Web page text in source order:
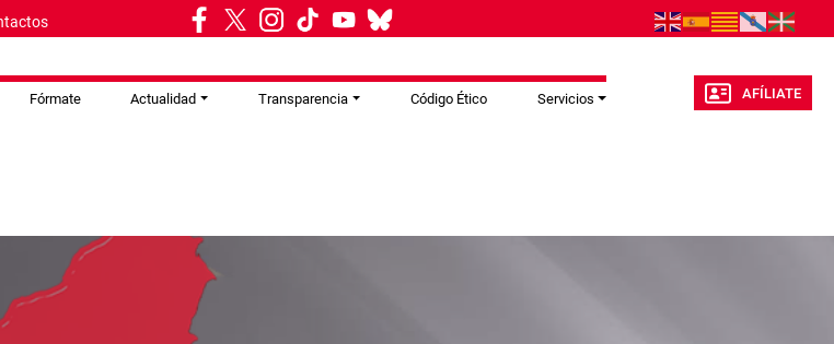
Fórmate Actualidad Transparencia Código Ético Servicios AFÍLIATE